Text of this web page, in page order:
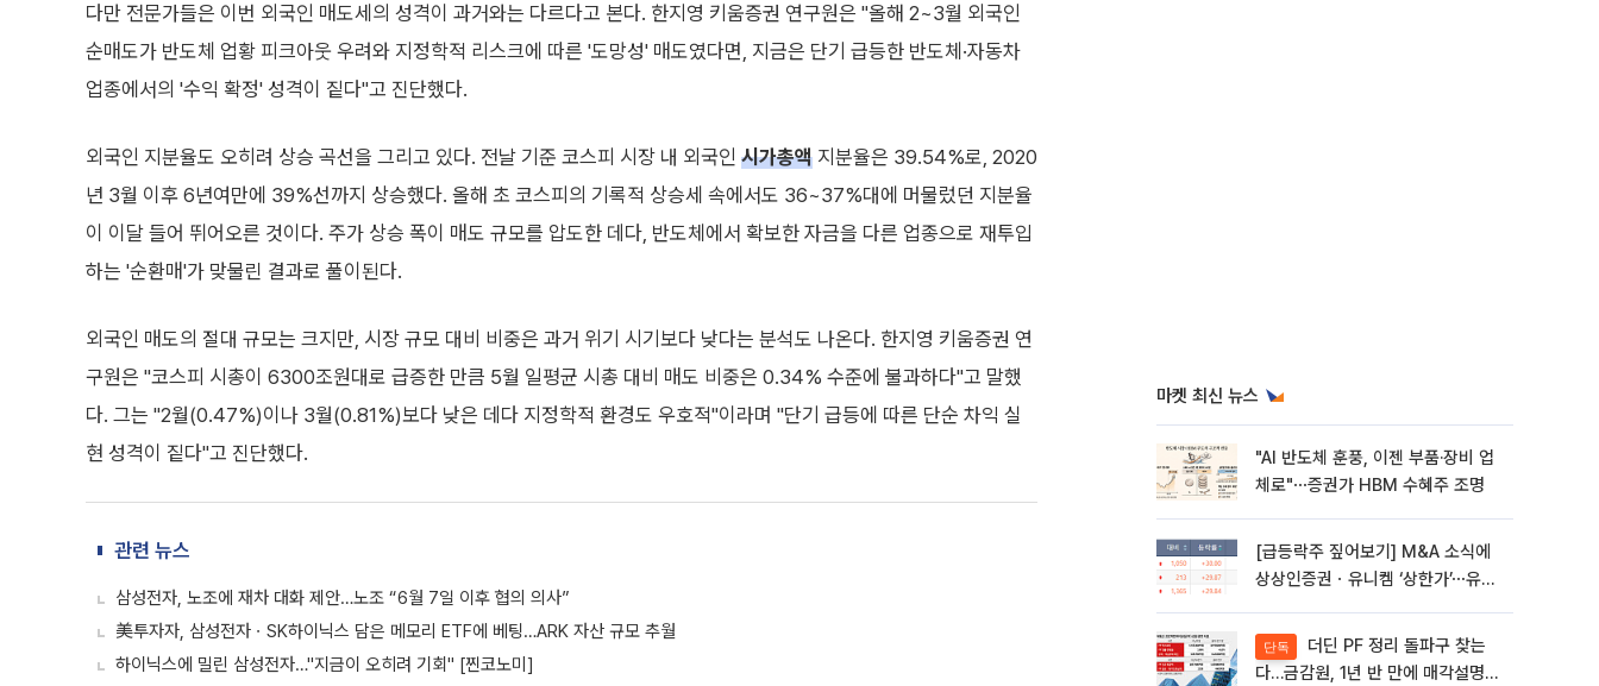
다만 전문가들은 이번 외국인 매도세의 성격이 과거와는 다르다고 본다. 한지영 키움증권 연구원은 "올해 2~3월 외국인
순매도가 반도체 업황 피크아웃 우려와 지정학적 리스크에 따른 '도망성' 매도였다면, 지금은 단기 급등한 반도체·자동차
업종에서의 '수익 확정' 성격이 짙다"고 진단했다.
외국인 지분율도 오히려 상승 곡선을 그리고 있다. 전날 기준 코스피 시장 내 외국인 시가총액 지분율은 39.54%로, 2020
년 3월 이후 6년여만에 39%선까지 상승했다. 올해 초 코스피의 기록적 상승세 속에서도 36~37%대에 머물렀던 지분율
이 이달 들어 뛰어오른 것이다. 주가 상승 폭이 매도 규모를 압도한 데다, 반도체에서 확보한 자금을 다른 업종으로 재투입
하는 '순환매'가 맞물린 결과로 풀이된다.
외국인 매도의 절대 규모는 크지만, 시장 규모 대비 비중은 과거 위기 시기보다 낮다는 분석도 나온다. 한지영 키움증권 연
구원은 "코스피 시총이 6300조원대로 급증한 만큼 5월 일평균 시총 대비 매도 비중은 0.34% 수준에 불과하다"고 말했
다. 그는 "2월(0.47%)이나 3월(0.81%)보다 낮은 데다 지정학적 환경도 우호적"이라며 "단기 급등에 따른 단순 차익 실
현 성격이 짙다"고 진단했다.
관련 뉴스
삼성전자, 노조에 재차 대화 제안…노조 “6월 7일 이후 협의 의사”
美투자자, 삼성전자ㆍSK하이닉스 담은 메모리 ETF에 베팅…ARK 자산 규모 추월
하이닉스에 밀린 삼성전자…"지금이 오히려 기회" [찐코노미]
마켓 최신 뉴스
"AI 반도체 훈풍, 이젠 부품·장비 업
체로"⋯증권가 HBM 수혜주 조명
[급등락주 짚어보기] M&A 소식에
상상인증권ㆍ유니켐 ‘상한가’⋯유증
단독
다…금감원, 1년 반 만에 매각설명회